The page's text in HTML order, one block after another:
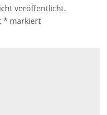
veröffentlicht.
* markiert